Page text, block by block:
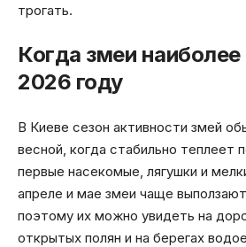
трогать.
Когда змеи
2026 году
В Киеве сезон активности змей
весной, когда стабильно теплеет
первые насекомые, лягушки и
апреле и мае змеи чаще выползают
поэтому их можно увидеть на
открытых полян и на берегах